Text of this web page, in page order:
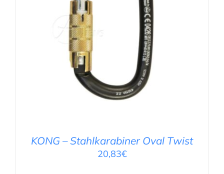
IN DEN WARENKORB DETAILS
KONG – Stahlkarabiner Oval Twist
20,83€